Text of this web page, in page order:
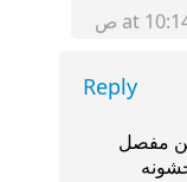
Reply
مفصل